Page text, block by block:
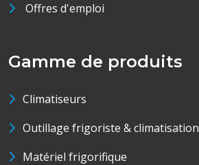
Offres d'emploi
Gamme de produits
Climatiseurs
Outillage frigoriste & climatisation
Matériel frigorifique